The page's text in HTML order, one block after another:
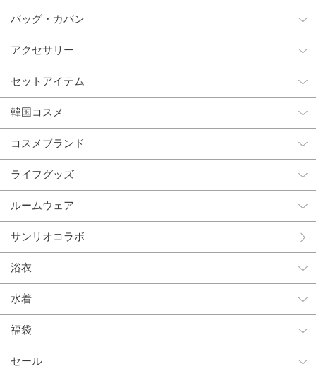
バッグ・カバン
アクセサリー
セットアイテム
韓国コスメ
コスメブランド
ライフグッズ
ルームウェア
サンリオコラボ
浴衣
水着
福袋
セール